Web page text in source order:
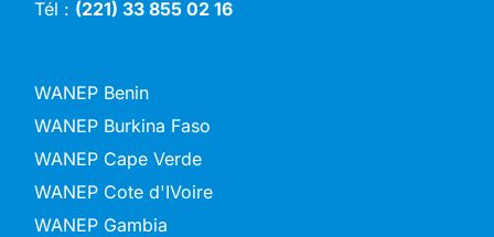
Tél : (221) 33 855 02 16
WANEP Benin
WANEP Burkina Faso
WANEP Cape Verde
WANEP Cote d'IVoire
WANEP Gambia